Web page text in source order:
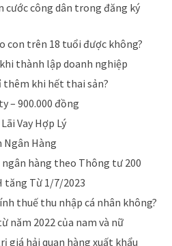
cước công dân trong đăng ký
con trên 18 tuổi được không?
thành lập doanh nghiệp
khi hết thai sản?
– 900.000 đồng
Vay Hợp Lý
Ngân Hàng
hàng theo Thông tư 200
tăng Từ 1/7/2023
thuế thu nhập cá nhân không?
năm 2022 của nam và nữ
giá hải quan hàng xuất khẩu